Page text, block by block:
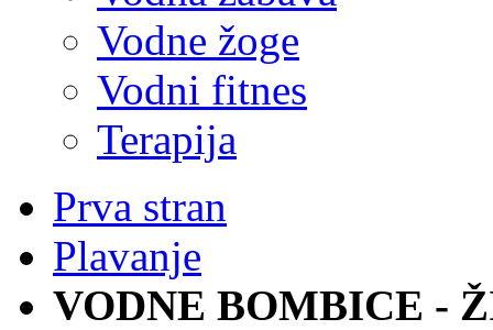
Vodne žoge
Vodni fitnes
Terapija
Prva stran
Plavanje
VODNE BOMBICE -